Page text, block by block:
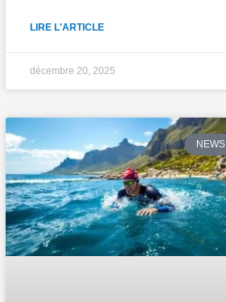
LIRE L'ARTICLE
décembre 20, 2025
NEWS